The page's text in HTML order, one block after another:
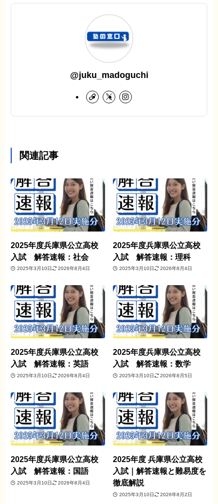
@juku_madoguchi
関連記事
2025年度兵庫県公立高校
入試 解答速報：社会
2025年3月10日 2026年8月4日
2025年度兵庫県公立高校
入試 解答速報：理科
2025年3月10日 2026年8月4日
2025年度兵庫県公立高校
入試 解答速報：英語
2025年3月10日 2026年8月4日
2025年度兵庫県公立高校
入試 解答速報：数学
2025年3月10日 2026年8月5日
2025年度兵庫県公立高校
入試 解答速報：国語
2025年3月10日 2026年8月4日
2025年度 兵庫県公立高校
入試｜解答速報と難易度を
徹底解説
2025年3月10日 2026年8月2日